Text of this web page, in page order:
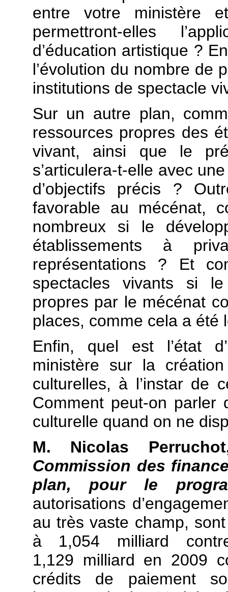
entre votre ministère
permettront-elles
d’éducation artistique ?
l’évolution du nombre de
institutions de spectacle
Sur un autre plan,
ressources propres des
vivant, ainsi que le
s’articulera-t-elle avec
d’objectifs précis ?
favorable au mécénat,
nombreux si le
établissements à
représentations ? Et
spectacles vivants si
propres par le mécénat
places, comme cela a été
Enfin, quel est l’état
ministère sur la
culturelles, à l’instar de
Comment peut-on parler
culturelle quand on ne
M. Nicolas
Commission des
plan, pour le
autorisations
au très vaste champ,
à 1,054 milliard
1,129 milliard en 2009
crédits de paiement